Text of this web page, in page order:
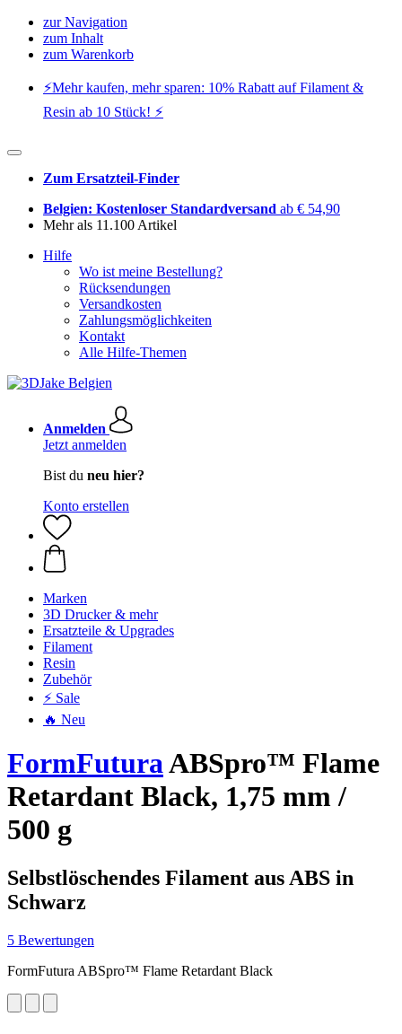
zur Navigation
zum Inhalt
zum Warenkorb
⚡️Mehr kaufen, mehr sparen: 10% Rabatt auf Filament &
Resin ab 10 Stück! ⚡️
Zum Ersatzteil-Finder
Belgien: Kostenloser Standardversand ab € 54,90
Mehr als 11.100 Artikel
Hilfe
Wo ist meine Bestellung?
Rücksendungen
Versandkosten
Zahlungsmöglichkeiten
Kontakt
Alle Hilfe-Themen
Anmelden
Jetzt anmelden
Bist du neu hier?
Konto erstellen
Marken
3D Drucker & mehr
Ersatzteile & Upgrades
Filament
Resin
Zubehör
⚡ Sale
🔥 Neu
FormFuturaABSpro™ Flame
Retardant Black, 1,75 mm /
500 g
Selbstlöschendes Filament aus ABS in
Schwarz
5 Bewertungen
FormFutura ABSpro™ Flame Retardant Black